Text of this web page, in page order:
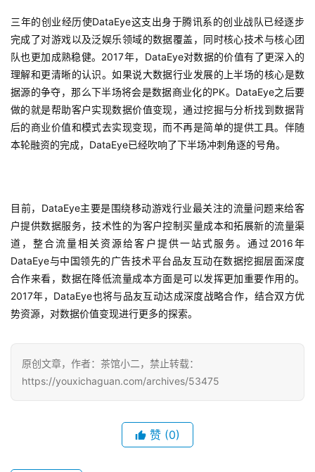
单
机
游
戏
休
2
0
2
5
第
十
届
金
茶
奖
三年的创业经历使DataEye这支出身于腾讯系的创业战队已经逐步
完成了对游戏以及泛娱乐领域的数据覆盖，同时核心技术与核心团
队也更加成熟稳健。2017年，DataEye对数据的价值有了更深入的
理解和更清晰的认识。如果说大数据行业发展的上半场的核心是数
据源的争夺，那么下半场将会是数据商业化的PK。DataEye之后要
做的就是帮助客户实现数据价值变现，通过挖掘与分析找到数据背
后的商业价值和模式去实现变现，而不再是简单的提供工具。伴随
本轮融资的完成，DataEye已经吹响了下半场冲刺角逐的号角。
目前，DataEye主要是围绕移动游戏行业最关注的流量问题来给客
户提供数据服务，技术性的为客户控制买量成本和拓展新的流量渠
道，整合流量相关资源给客户提供一站式服务。通过2016年
DataEye与中国领先的广告技术平台品友互动在数据挖掘层面深度
合作来看，数据在降低流量成本方面是可以发挥更加重要作用的。
2017年，DataEye也将与品友互动达成深度战略合作，结合双方优
势资源，对数据价值变现进行更多的探索。
原创文章，作者：茶馆小二，禁止转载：
https://youxichaguan.com/archives/53475
赞 (0)